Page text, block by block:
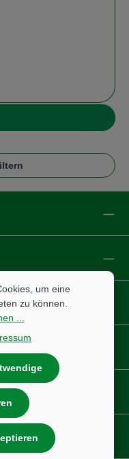
um eine
zu können.
...